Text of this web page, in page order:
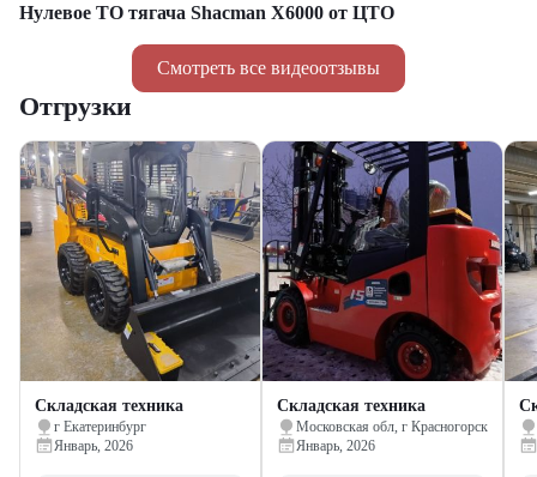
Смотреть все видеоотзывы
Нулевое ТО тягача Shacman Х6000 от ЦТО
Отгрузки
Складская техника
г Екатеринбург
Январь, 2026
Складская техника
Московская обл, г Красногорск
Январь, 2026